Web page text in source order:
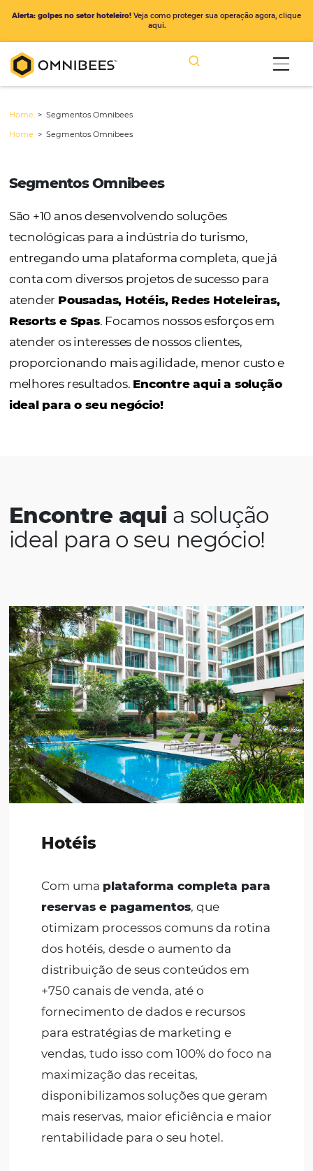
Home>Segmentos Omnibees
Segmentos Omnibees
São +10 anos desenvolvendo soluções
tecnológicas para a indústria do turismo,
entregando uma plataforma completa, que
conta com diversos projetos de sucesso
Pousadas, Hotéis, Redes
Resorts e Spas
. Focamos nossos esforços
atender os interesses de nossos clientes,
Encontre aquia
ideal para o seu negócio!
Hotéis
Com umaplataforma completa
reservas e pagamentos
otimizam processos comuns da
dos hotéis, desde o aumento da
distribuição de seus conteúdos em
Alerta: golpes no setor hoteleiro!Veja como proteger sua operação